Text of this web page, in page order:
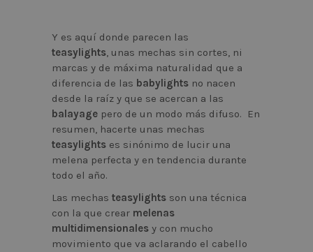
Y es aquí donde parecen las
teasylights, unas mechas sin cortes, ni
marcas y de máxima naturalidad que a
diferencia de las babylights no nacen
desde la raíz y que se acercan a las
balayage pero de un modo más difuso. En
resumen, hacerte unas mechas
teasylights es sinónimo de lucir una
melena perfecta y en tendencia durante
todo el año.
Las mechas teasylights son una técnica
con la que crear melenas
multidimensionales y con mucho
movimiento que va aclarando el cabello